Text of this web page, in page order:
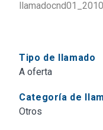
Tipo de llamado
A oferta
Categoría de
Otros